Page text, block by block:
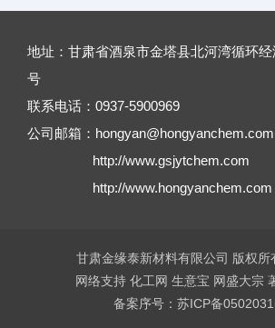
地址：甘肃省酒泉市金塔县北河湾循环
号
联系电话：0937-5900969
公司邮箱： hongyan@hongyanchem.com
http://www.gsjytchem.com
http://www.hongyanchem.com
甘肃金缘泰新材料有限公司 版权所
网络支持 化工网 生意宝 网盛大宗
备案序号：苏ICP备